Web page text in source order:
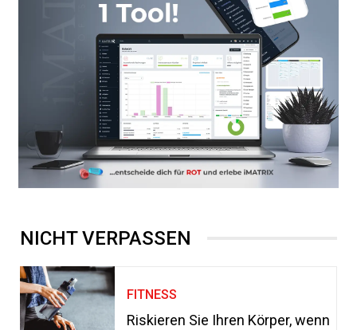
NICHT VERPASSEN
FITNESS
Riskieren Sie Ihren Körper, wenn